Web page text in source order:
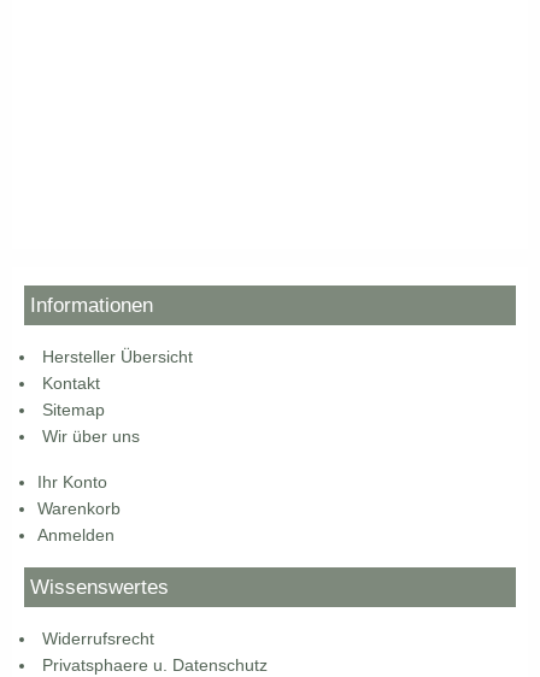
Informationen
Hersteller Übersicht
Kontakt
Sitemap
Wir über uns
Ihr Konto
Warenkorb
Anmelden
Wissenswertes
Widerrufsrecht
Privatsphaere u. Datenschutz